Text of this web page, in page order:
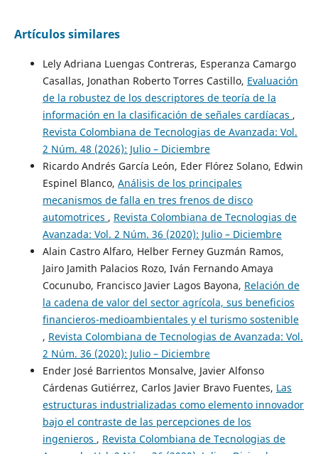
Artículos similares
Lely Adriana Luengas Contreras, Esperanza Camargo
Casallas, Jonathan Roberto Torres Castillo, Evaluación
de la robustez de los descriptores de teoría de la
información en la clasificación de señales cardíacas ,
Revista Colombiana de Tecnologias de Avanzada: Vol.
2 Núm. 48 (2026): Julio – Diciembre
Ricardo Andrés García León, Eder Flórez Solano, Edwin
Espinel Blanco, Análisis de los principales
mecanismos de falla en tres frenos de disco
automotrices , Revista Colombiana de Tecnologias de
Avanzada: Vol. 2 Núm. 36 (2020): Julio – Diciembre
Alain Castro Alfaro, Helber Ferney Guzmán Ramos,
Jairo Jamith Palacios Rozo, Iván Fernando Amaya
Cocunubo, Francisco Javier Lagos Bayona, Relación de
la cadena de valor del sector agrícola, sus beneficios
financieros-medioambientales y el turismo sostenible
, Revista Colombiana de Tecnologias de Avanzada: Vol.
2 Núm. 36 (2020): Julio – Diciembre
Ender José Barrientos Monsalve, Javier Alfonso
Cárdenas Gutiérrez, Carlos Javier Bravo Fuentes, Las
estructuras industrializadas como elemento innovador
bajo el contraste de las percepciones de los
ingenieros , Revista Colombiana de Tecnologias de